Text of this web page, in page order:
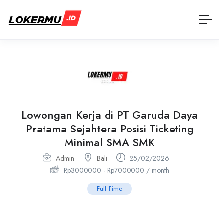
Lowongan Kerja di PT Garuda Daya
Pratama Sejahtera Posisi Ticketing
Minimal SMA SMK
Admin Bali
25/02/2026
Rp3000000 - Rp7000000 / month
Full Time